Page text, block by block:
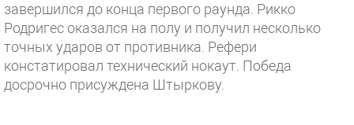
завершился до конца первого раунда. Рикко
Родригес оказался на полу и получил несколько
точных ударов от противника. Рефери
констатировал технический нокаут. Победа
досрочно присуждена Штыркову.